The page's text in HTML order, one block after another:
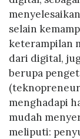
selain
keterampilan
dari digital,
berupa
menghadapi
mudah
meliputi: